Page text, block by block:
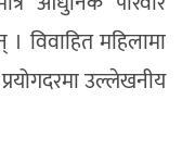
विवाहित महिलामा
उल्लेखनीय